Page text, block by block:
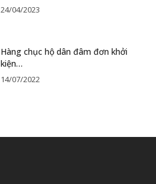
24/04/2023
Hàng chục hộ dân đâm đơn khởi
kiện…
14/07/2022